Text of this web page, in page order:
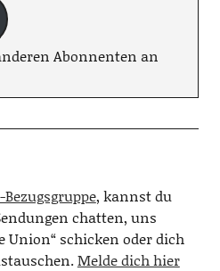
Abonnenten an
, kannst du
chatten, uns
Union“ schicken oder dich
Melde dich hier